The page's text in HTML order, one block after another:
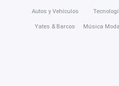
Autos y Vehículos
Yates & Barcos Música